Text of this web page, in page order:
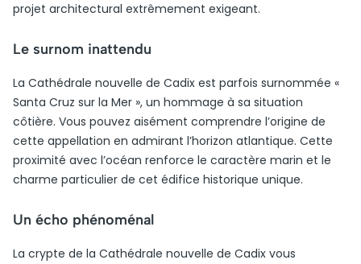
projet architectural extrêmement exigeant.
Le surnom inattendu
La Cathédrale nouvelle de Cadix est parfois surnommée «
Santa Cruz sur la Mer », un hommage à sa situation
côtière. Vous pouvez aisément comprendre l’origine de
cette appellation en admirant l’horizon atlantique. Cette
proximité avec l’océan renforce le caractère marin et le
charme particulier de cet édifice historique unique.
Un écho phénoménal
La crypte de la Cathédrale nouvelle de Cadix vous